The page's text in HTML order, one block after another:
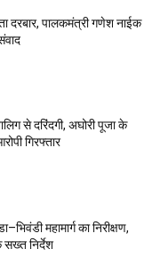
दरबार, पालकमंत्री गणेश नाईक
से दरिंदगी, अघोरी पूजा के
गिरफ्तार
महामार्ग का निरीक्षण,
सख्त निर्देश